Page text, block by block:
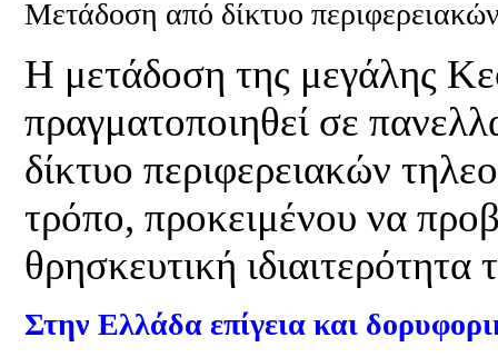
Μετάδοση από δίκτυο
Η μετάδοση της μεγάλης
πραγματοποιηθεί σε
δίκτυο περιφερειακών
τρόπο, προκειμένου να
θρησκευτική
Στην Ελλάδα επίγεια και